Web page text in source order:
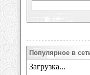
Популярное в